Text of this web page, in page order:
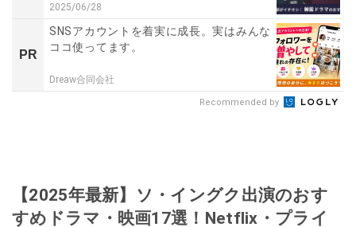
2025/06/28
PR
SNSアカウントを着実に成長。実はみんな
ココ使ってます。
Dreaw合同会社
Recommended by
【2025年最新】ソ・イングク出演のおす
すめドラマ・映画17選！Netflix・プライ